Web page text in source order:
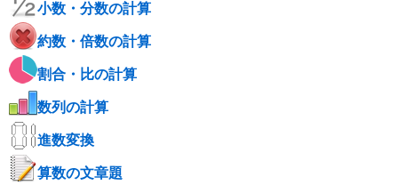
小数・分数の計算
約数・倍数の計算
割合・比の計算
数列の計算
進数変換
算数の文章題